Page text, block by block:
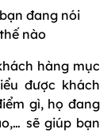
đang nói
nào
hàng mục
được khách
gì, họ đang
sẽ giúp bạn